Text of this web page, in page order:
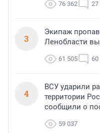
76 362 27
3
Экипаж
Ленобласти
61 505 60
4
ВСУ ударили
территории
сообщили о
59 037